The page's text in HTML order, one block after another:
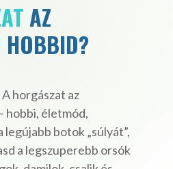
AZ
HOBBID?
horgászat az
hobbi, életmód,
legújabb botok „súlyát”,
a legszuperebb orsók